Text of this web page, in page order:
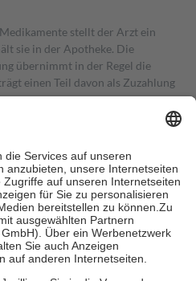
stellt der Arzt ein
sie in der Apotheke. Die
übernimmt in der Regel die
einen Teil davon als Zuzahlung
in Höhe von zehn
nie mehr als die tatsächlichen
auch für Online-Apotheken.
beträgt die
sowie zehn Euro je
für ihre eigene Gesundheit zu
der Familie zu unterstützen,